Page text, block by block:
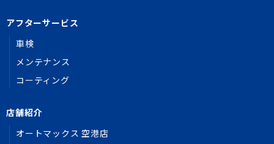
アフターサービス
車検
メンテナンス
コーティング
店舗紹介
オートマックス 空港店